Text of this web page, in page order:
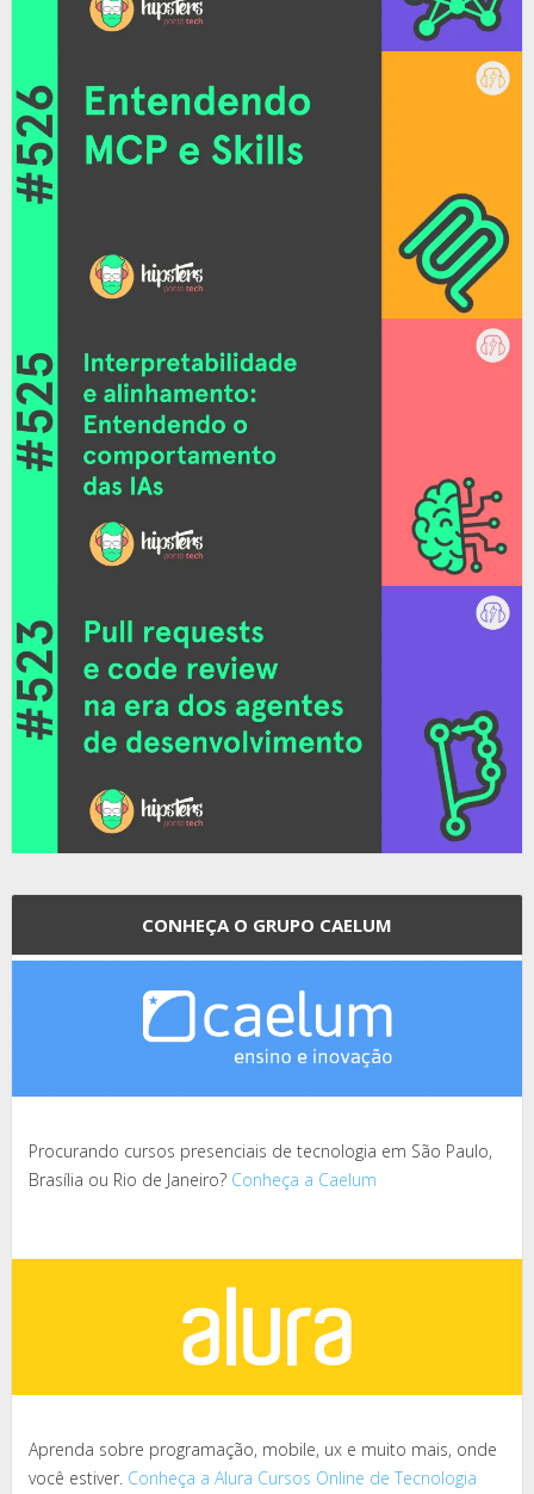
CONHEÇA O GRUPO CAELUM
Procurando cursos presenciais de tecnologia em São Paulo,
Brasília ou Rio de Janeiro? Conheça a Caelum
Aprenda sobre programação, mobile, ux e muito mais, onde
você estiver. Conheça a Alura Cursos Online de Tecnologia